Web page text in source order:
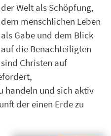
der Welt als Schöpfung,
dem menschlichen Leben
als Gabe und dem Blick
auf die Benachteiligten
sind Christen auf
handeln und sich aktiv
der einen Erde zu